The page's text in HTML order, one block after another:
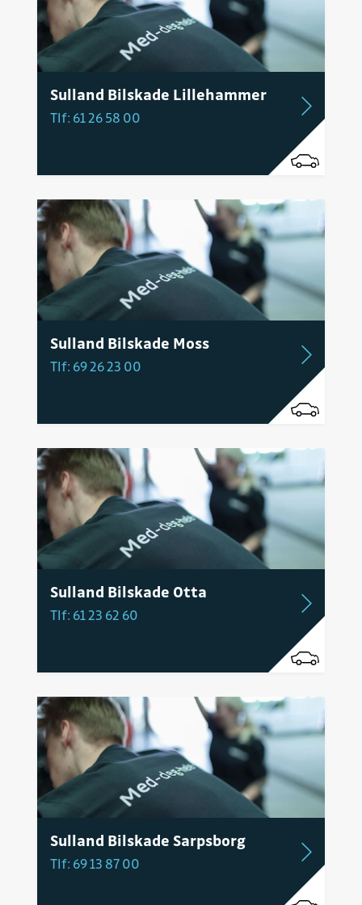
Sulland Bilskade Lillehammer
Tlf: 61 26 58 00
Sulland Bilskade Moss
Tlf: 69 26 23 00
Sulland Bilskade Otta
Tlf: 61 23 62 60
Sulland Bilskade Sarpsborg
Tlf: 69 13 87 00